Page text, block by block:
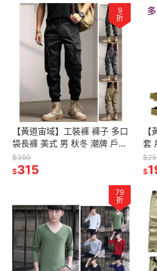
9
折
【黃道宙域】工裝褲 褲子 多口
袋長褲 美式 男 秋冬 潮牌 戶外
寬鬆 大碼 束腳 休閒褲 機車 多
口袋 男裝
$350
$315
套
能
能
$
79
折